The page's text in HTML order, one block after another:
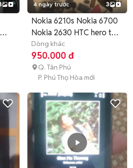
4 ngày trước 3
Nokia 6210s Nokia 6700
Nokia 2630 HTC hero túi
LV
Dòng khác
950.000 đ
Q. Tân Phú
P. Phú Thọ Hòa mới